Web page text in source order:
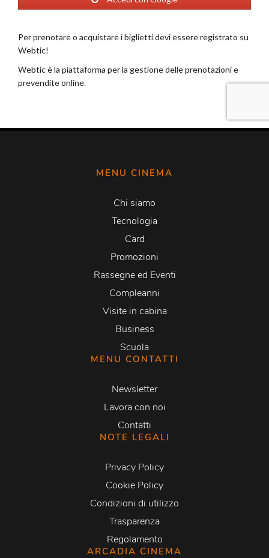
MENU CINEMA
Chi siamo
Tecnologia
Card
Promozioni
Rassegne ed Eventi
Compleanni
Visite in cabina
Business
Scuola
MENU CONTATTI
Newsletter
Lavora con noi
Contatti
NOTE LEGALI
Privacy Policy
Cookie Policy
Condizioni di utilizzo
Trasparenza
Regolamento
ARCADIA CINEMA